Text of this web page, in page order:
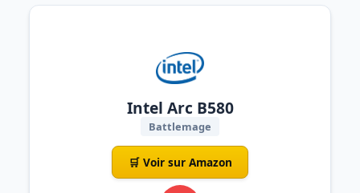
Intel Arc B580
Battlemage
🛒 Voir sur Amazon